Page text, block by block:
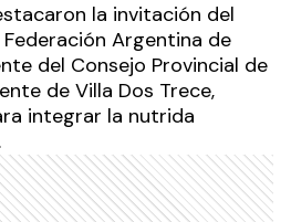
la invitación del
Argentina de
del Consejo Provincial de
de Villa Dos Trece,
integrar la nutrida